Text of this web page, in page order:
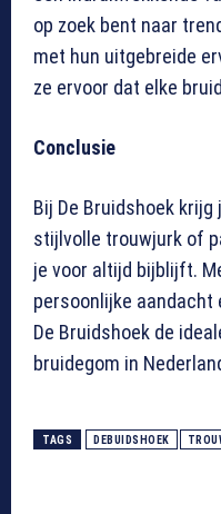
op zoek bent naar
met hun uitgebreide
ze ervoor dat elke
Conclusie
Bij De Bruidshoek
stijlvolle trouwjurk of
je voor altijd bijblijft.
persoonlijke
De Bruidshoek de
bruidegom in
TAGS DEBUIDSHOEK